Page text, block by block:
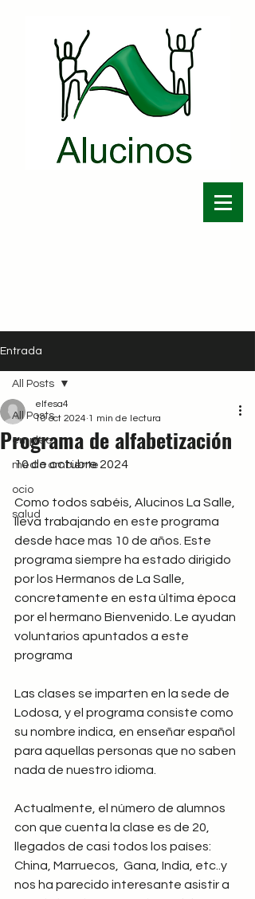
Entrada
All Posts
empleo
medio ambiente
ocio
salud
All Posts
Programa de alfabetización
elfesa4
10 oct 2024 1 min de lectura
10 de octubre 2024
Como todos sabéis, Alucinos La Salle,
lleva trabajando en este programa
desde hace mas 10 de años. Este
programa siempre ha estado dirigido
por los Hermanos de La Salle,
concretamente en esta última época
por el hermano Bienvenido. Le ayudan
voluntarios apuntados a este
programa
Las clases se imparten en la sede de
Lodosa, y el programa consiste como
su nombre indica, en enseñar español
para aquellas personas que no saben
nada de nuestro idioma.
Actualmente, el número de alumnos
con que cuenta la clase es de 20,
llegados de casi todos los países:
China, Marruecos,  Gana, India, etc..y
nos ha parecido interesante asistir a